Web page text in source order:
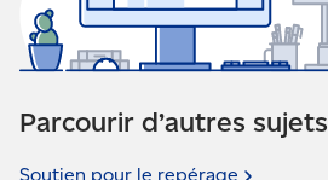
Parcourir d’autres sujets
Soutien pour le repérage